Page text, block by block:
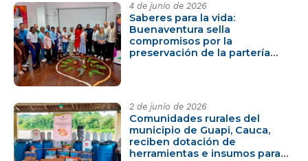
4 de junio de 2026
Saberes para la vida:
Buenaventura sella
compromisos por la
preservación de la partería
2 de junio de 2026
Comunidades rurales del
municipio de Guapi, Cauca,
reciben dotación de
herramientas e insumos para